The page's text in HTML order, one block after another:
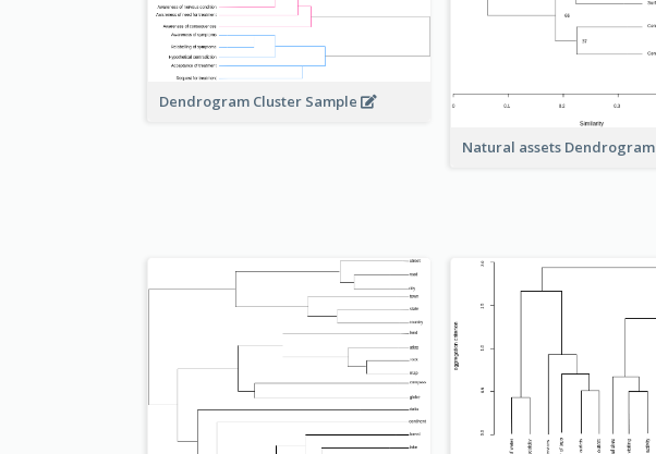
Dendrogram Cluster Sample
Natural assets Dendrogram